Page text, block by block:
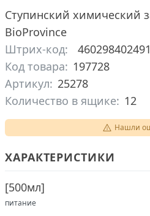
Ступинский химический
BioProvince
Штрих-код:
Код товара: 197728
Артикул: 25278
Количество в ящике: 12
Нашли
ХАРАКТЕРИСТИКИ
[500мл]
питание